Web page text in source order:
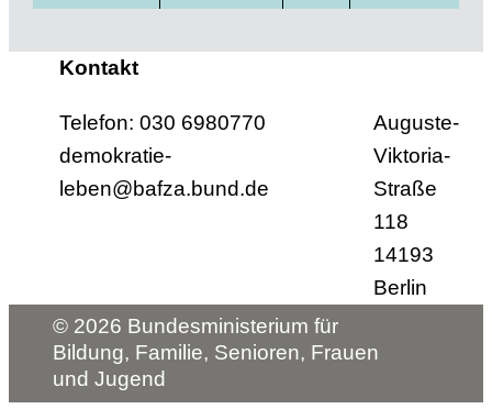
Kontakt
Telefon: 030 6980770
demokratie-
leben@bafza.bund.de
Auguste-
Viktoria-
Straße
118
14193
Berlin
© 2026 Bundesministerium für
Bildung, Familie, Senioren, Frauen
und Jugend